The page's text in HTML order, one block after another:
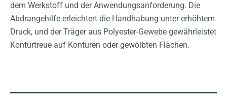
dem Werkstoff und der Anwendungsanforderung. Die
Abdrangehilfe erleichtert die Handhabung unter erhöhtem
Druck, und der Träger aus Polyester-Gewebe gewährleistet
Konturtreue auf Konturen oder gewölbten Flächen.